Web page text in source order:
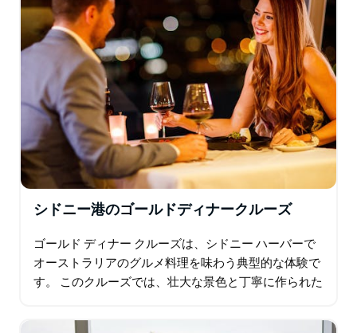
シドニー港のゴールドディナークルーズ
ゴールド ディナー クルーズは、シドニー ハーバーで
オーストラリアのグルメ料理を味わう典型的な体験で
す。 このクルーズでは、壮大な景色と丁寧に作られた
客様もゲストも息を呑むことでしょう。…